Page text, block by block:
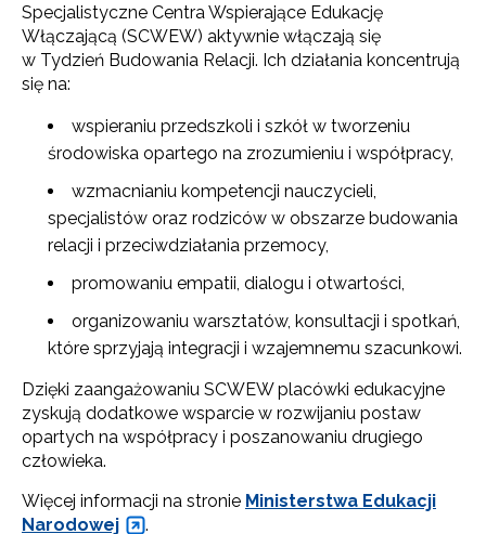
Specjalistyczne Centra Wspierające Edukację
Włączającą (SCWEW) aktywnie włączają się
w Tydzień Budowania Relacji. Ich działania koncentrują
się na:
wspieraniu przedszkoli i szkół w tworzeniu
środowiska opartego na zrozumieniu i współpracy,
wzmacnianiu kompetencji nauczycieli,
specjalistów oraz rodziców w obszarze budowania
relacji i przeciwdziałania przemocy,
promowaniu empatii, dialogu i otwartości,
organizowaniu warsztatów, konsultacji i spotkań,
które sprzyjają integracji i wzajemnemu szacunkowi.
Dzięki zaangażowaniu SCWEW placówki edukacyjne
zyskują dodatkowe wsparcie w rozwijaniu postaw
opartych na współpracy i poszanowaniu drugiego
człowieka.
Więcej informacji na stronie Ministerstwa Edukacji
Narodowej
.